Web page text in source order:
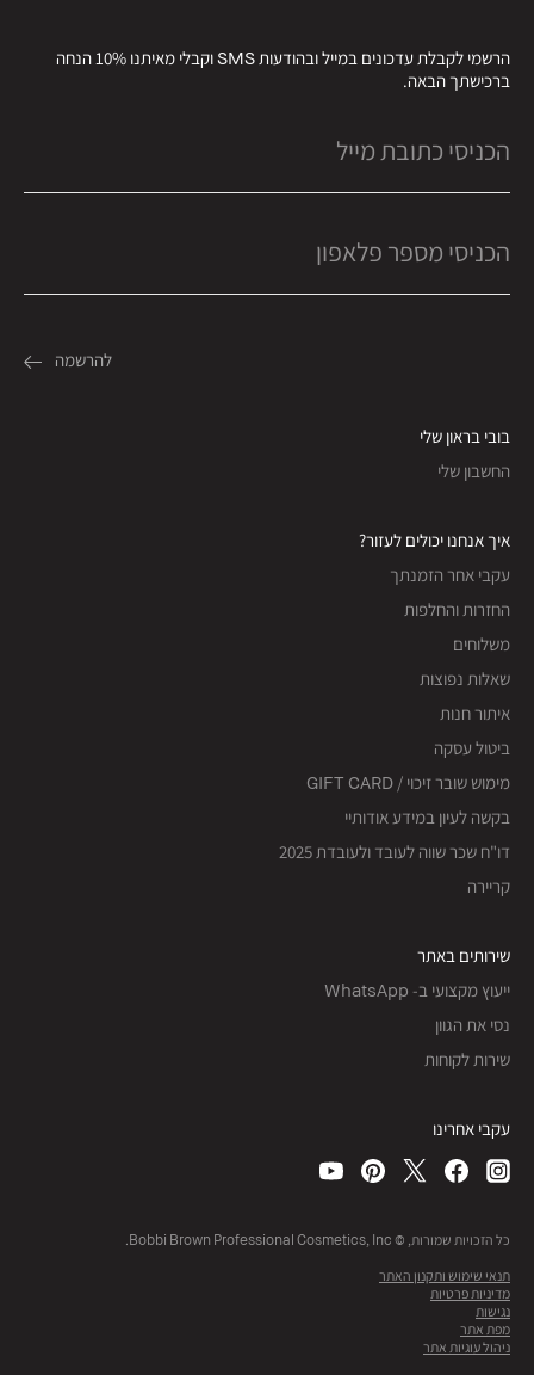
הרשמי לקבלת עדכונים במייל ובהודעות SMS וקבלי מאיתנו 10% הנחה
ברכישתך הבאה.
בובי בראון שלי
החשבון שלי
איך אנחנו יכולים לעזור?
עקבי אחר הזמנתך
החזרות והחלפות
משלוחים
שאלות נפוצות
איתור חנות
ביטול עסקה
מימוש שובר זיכוי / GIFT CARD
בקשה לעיון במידע אודותיי
דו"ח שכר שווה לעובד ולעובדת 2025
קריירה
שירותים באתר
ייעוץ מקצועי ב- WhatsApp
נסי את הגוון
שירות לקוחות
עקבי אחרינו
כל הזכויות שמורות, © Bobbi Brown Professional Cosmetics, Inc.
תנאי שימוש ותקנון האתר
מדיניות פרטיות
נגישות
מפת אתר
ניהול עוגיות אתר